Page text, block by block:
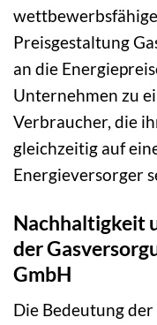
Preisgestaltung
an die
Unternehmen zu
Verbraucher, die
gleichzeitig auf
Energieversorger
Nachhaltigkeit
der
GmbH
Die Bedeutung